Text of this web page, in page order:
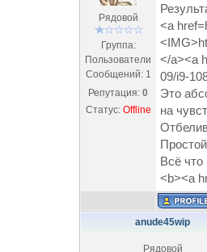
Рядовой
Группа:
Пользователи
Сообщений: 1
Репутация: 0
Статус: Offline
<a
</a><a
09/i9-
Это
на
Всё что
<b><a
anude45wip
Рядовой